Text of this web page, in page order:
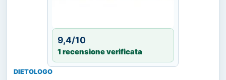
9,4/10
1 recensione verificata
DIETOLOGO